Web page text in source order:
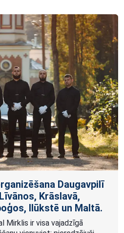
Daugavpilī
Krāslavā,
Ilūkstē un Maltā.
Mirklis ir visa vajadzīgā